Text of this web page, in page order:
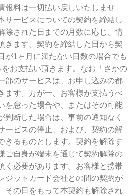
報料は一切払い戻しいたしませ
サービスについての契約を締結し
除された日までの月数に応じ、情
きます。契約を締結した日から契
が1ヶ月に満たない日数の場合でも
お支払い頂きます。なお「さかの
部のサービスは、お申し込みの都
ます。万が一、お客様が支払うべ
を怠った場合や、またはその可能
判断した場合は、事前の通知なく
ービスの停止、および、契約の解
きるものとします。契約を解除す
ご自身が端末を通じて契約解除の
く必要があります。お客様と携帯
ジットカード会社との間の契約が
その日をもって本契約も解除され